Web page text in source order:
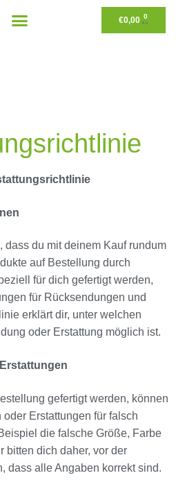
€0,00 0
dass du mit deinem Kauf rundum
auf Bestellung durch
für dich gefertigt werden,
für Rücksendungen und
erklärt dir, unter welchen
oder Erstattung möglich ist.
gefertigt werden, können
Erstattungen für falsch
die falsche Größe, Farbe
bitten dich daher, vor der
dass alle Angaben korrekt sind.